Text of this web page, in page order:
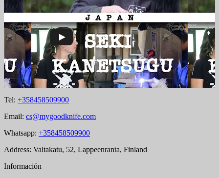
Tel: +358458509900
Email: cs@mygoodknife.com
Whatsapp: +358458509900
Address: Valtakatu, 52, Lappeenranta, Finland
Información